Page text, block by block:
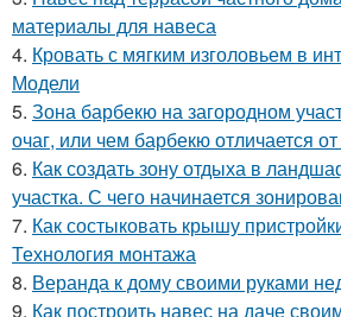
материалы для навеса
4. Кровать с мягким изголовьем в
Модели
5. Зона барбекю на загородном
очаг, или чем барбекю отличается
6. Как создать зону отдыха в
участка. С чего начинается
7. Как состыковать крышу
Технология монтажа
8. Веранда к дому своими руками
9. Как построить навес на даче